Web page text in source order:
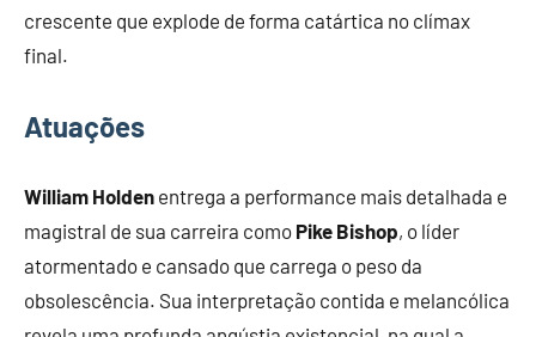
crescente que explode de forma catártica no clímax
final.
Atuações
William Holden entrega a performance mais detalhada e
magistral de sua carreira como Pike Bishop, o líder
atormentado e cansado que carrega o peso da
obsolescência. Sua interpretação contida e melancólica